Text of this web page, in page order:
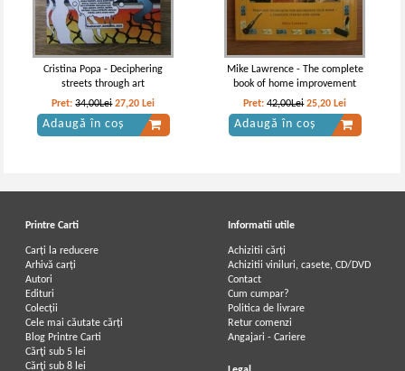
Cristina Popa - Deciphering
streets through art
Pret:34,00Lei 27,20 Lei
Adaugă în coș
Mike Lawrence - The complete
book of home improvement
Pret:42,00Lei 25,20 Lei
Adaugă în coș
Printre Carti
Carți la reducere
Arhivă carți
Autori
Edituri
Colecții
Cele mai căutate cărți
Blog Printre Carti
Cărţi sub 5 lei
Cărţi sub 8 lei
Informatii utile
Achizitii cărți
Achizitii viniluri, casete, CD/DVD
Contact
Cum cumpar?
Politica de livrare
Retur comenzi
Angajari - Cariere